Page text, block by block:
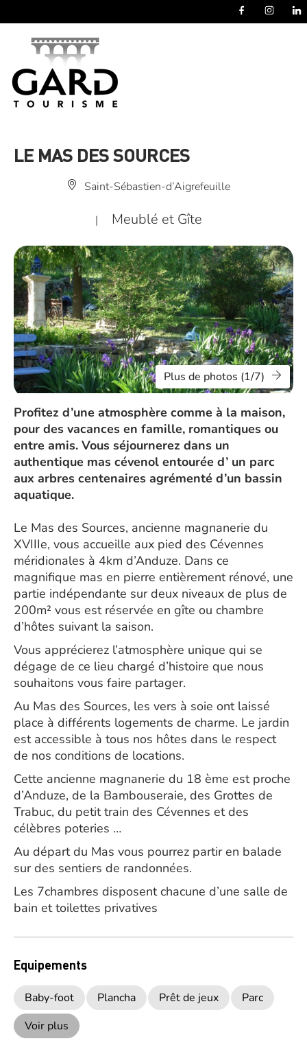
LE MAS DES SOURCES
Saint-Sébastien-d’Aigrefeuille
| Meublé et Gîte
Plus de photos (1/7)
Profitez d’une atmosphère comme à la maison,
pour des vacances en famille, romantiques ou
entre amis. Vous séjournerez dans un
authentique mas cévenol entourée d’ un parc
aux arbres centenaires agrémenté d’un bassin
aquatique.
Le Mas des Sources, ancienne magnanerie du
XVIIIe, vous accueille aux pied des Cévennes
méridionales à 4km d’Anduze. Dans ce
magnifique mas en pierre entièrement rénové, une
partie indépendante sur deux niveaux de plus de
200m² vous est réservée en gîte ou chambre
d’hôtes suivant la saison.
Vous apprécierez l’atmosphère unique qui se
dégage de ce lieu chargé d’histoire que nous
souhaitons vous faire partager.
Au Mas des Sources, les vers à soie ont laissé
place à différents logements de charme. Le jardin
est accessible à tous nos hôtes dans le respect
de nos conditions de locations.
Cette ancienne magnanerie du 18 ème est proche
d’Anduze, de la Bambouseraie, des Grottes de
Trabuc, du petit train des Cévennes et des
célèbres poteries …
Au départ du Mas vous pourrez partir en balade
sur des sentiers de randonnées.
Les 7chambres disposent chacune d’une salle de
bain et toilettes privatives
Equipements
Baby-foot Plancha Prêt de jeux
Parc
Voir plus